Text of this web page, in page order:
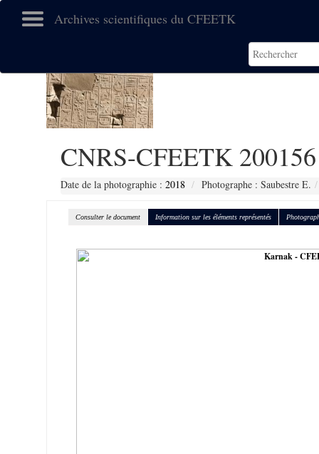
Archives scientifiques du CFEETK
CNRS-CFEETK 200156
Date de la photographie : 2018 Photographe : Saubestre E.
Consulter le document Information sur les éléments représentés